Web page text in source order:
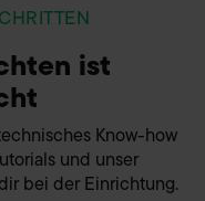
ist
Know-how
und unser
bei der Einrichtung.